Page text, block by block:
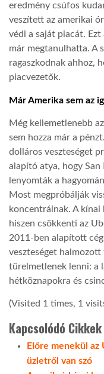
LINKTR.EE
GLOBOZSARU
LATIMO.HU
eredmény csúfos
veszített az amerikai
védi a saját piacát. Ezt
már megtanulhatta. A
ragaszkodnak ahhoz,
piacvezetők.
Már Amerika sem az
Még kellemetlenebb
sem hozza már a
dolláros veszteséget
alapító atya, hogy San
lenyomták a
Most megpróbálják
koncentrálnak. A
hiszen csökkenti az
2011-ben alapított
veszteséget halmozott
türelmetlenek lenni: a
hétköznapokra és
(Visited 1 times, 1
Kapcsolódó Cikkek
Előre menekül
üzletről van szó